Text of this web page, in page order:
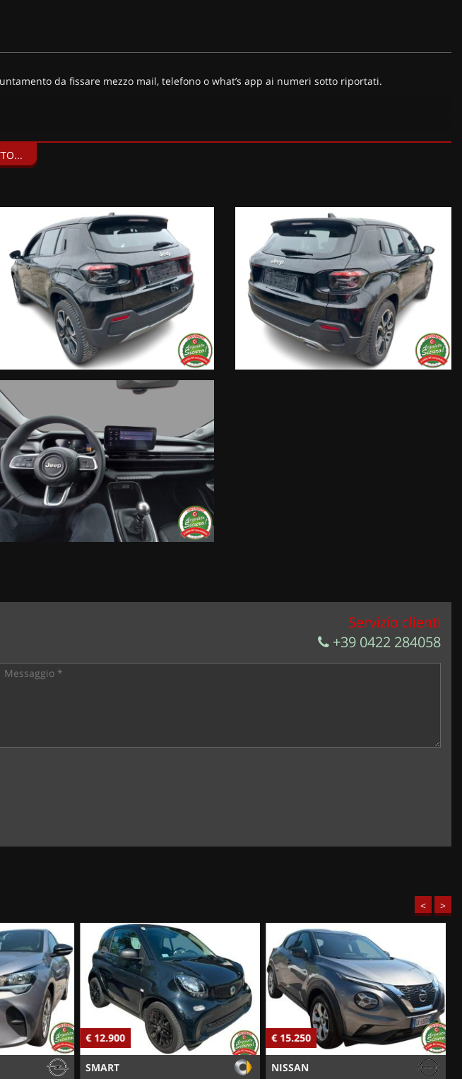
da fissare mezzo mail, telefono o what’s app ai numeri sotto riportati.
maggiori foto e info per ogni singola vettura, i nostri servizi e la nostra storia.
con cura affinché siano il più complete e precise; tuttavia possono contenere errori e
un impegno contrattuale.
Servizio clienti
+39 0422 284058
< >
€ 12.900
SMART
€ 15.250
NISSAN